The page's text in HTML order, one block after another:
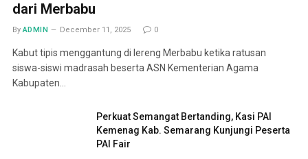
dari Merbabu
By ADMIN December 11, 2025 0
Kabut tipis menggantung di lereng Merbabu ketika ratusan
siswa-siswi madrasah beserta ASN Kementerian Agama
Kabupaten…
Perkuat Semangat Bertanding, Kasi PAI
Kemenag Kab. Semarang Kunjungi Peserta
PAI Fair